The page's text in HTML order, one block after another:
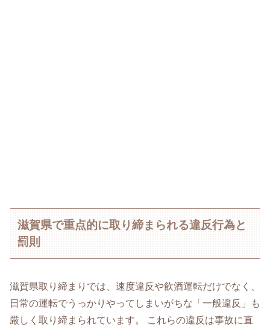
滋賀県で重点的に取り締まられる違反行為と
罰則
滋賀県取り締まりでは、速度違反や飲酒運転だけでなく、
日常の運転でうっかりやってしまいがちな「一般違反」も
厳しく取り締まられています。 これらの違反は事故に直